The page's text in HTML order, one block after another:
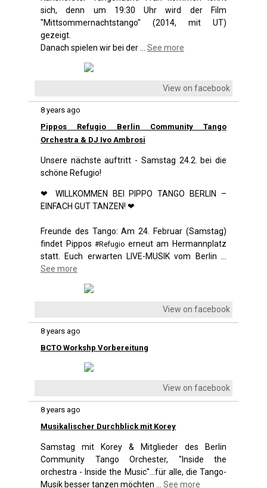
sich, denn um 19:30 Uhr wird der Film
"Mittsommernachtstango" (2014, mit UT)
gezeigt.
Danach spielen wir bei der
See more
View on facebook
8 years ago
Pippos Refugio Berlin Community Tango
Orchestra & DJ Ivo Ambrosi
Unsere nächste auftritt - Samstag 24.2. bei die
schöne Refugio!
❤ WILLKOMMEN BEI PIPPO TANGO BERLIN –
EINFACH GUT TANZEN! ❤
Freunde des Tango: Am 24. Februar (Samstag)
findet Pippos#Refugio erneut am Hermannplatz
statt. Euch erwarten LIVE-MUSIK vom Berlin
See more
View on facebook
8 years ago
BCTO Workshp Vorbereitung
View on facebook
8 years ago
Musikalischer Durchblick mit Korey
Samstag mit Korey & Mitglieder des Berlin
Community Tango Orchester, "Inside the
orchestra - Inside the Music"...für alle, die Tango-
Musik besser tanzen möchten
See more